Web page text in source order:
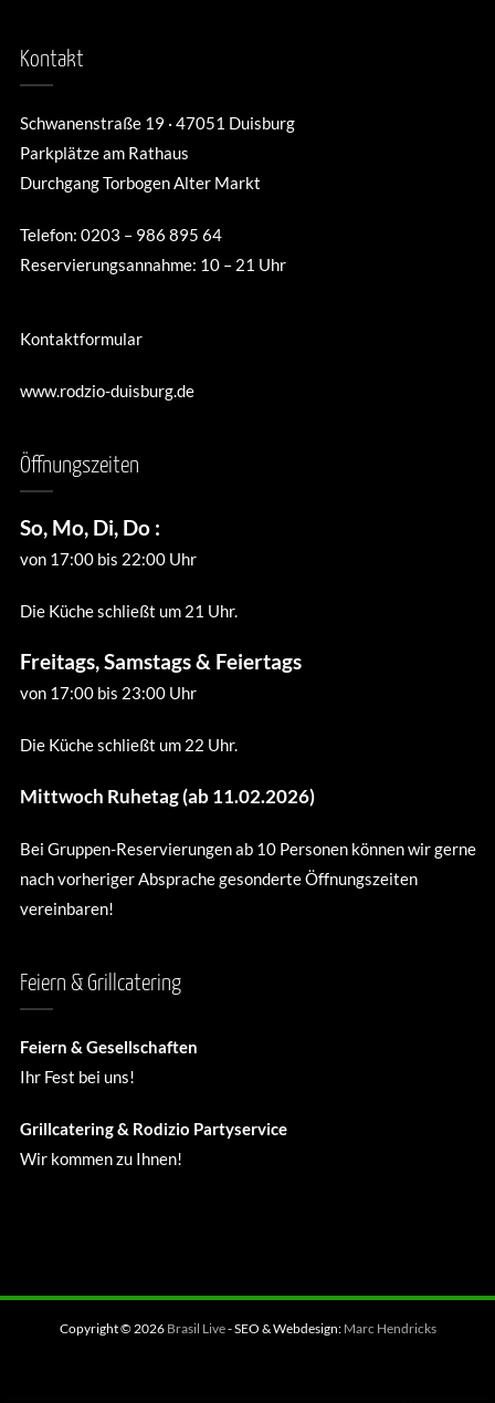
Kontakt
Schwanenstraße 19 · 47051 Duisburg
Parkplätze am Rathaus
Durchgang Torbogen Alter Markt
Telefon: 0203 – 986 895 64
Reservierungsannahme: 10 – 21 Uhr
Kontaktformular
www.rodzio-duisburg.de
Öffnungszeiten
So, Mo, Di, Do :
von 17:00 bis 22:00 Uhr
Die Küche schließt um 21 Uhr.
Freitags, Samstags & Feiertags
von 17:00 bis 23:00 Uhr
Die Küche schließt um 22 Uhr.
Mittwoch Ruhetag (ab 11.02.2026)
Bei Gruppen-Reservierungen ab 10 Personen können wir gerne
nach vorheriger Absprache gesonderte Öffnungszeiten
vereinbaren!
Feiern & Grillcatering
Feiern & Gesellschaften
Ihr Fest bei uns!
Grillcatering & Rodizio Partyservice
Wir kommen zu Ihnen!
Copyright © 2026 Brasil Live- SEO & Webdesign: Marc Hendricks